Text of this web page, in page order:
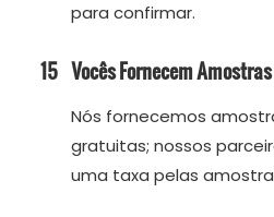
para confirmar.
15 Vocês Fornecem
Nós fornecemos
gratuitas; nossos
uma taxa pelas